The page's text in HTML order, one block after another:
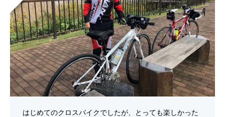
はじめてのクロスバイクでしたが、とっても楽しかった